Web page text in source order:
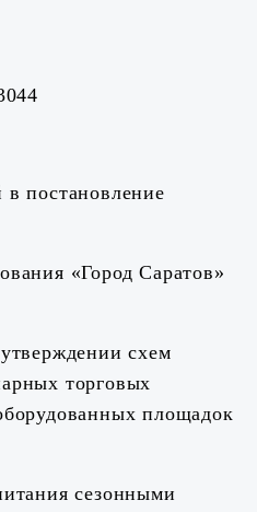
постановление
«Город Саратов»
схем
торговых
площадок
сезонными